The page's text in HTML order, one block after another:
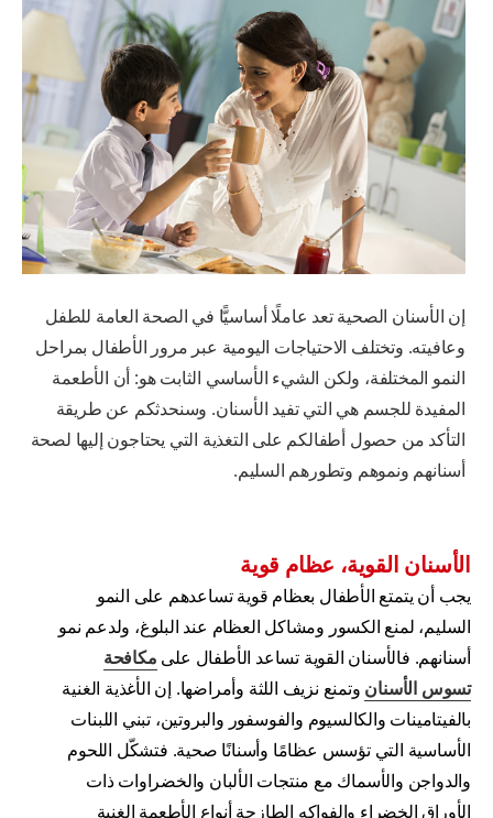
للمحترفين
الولايات المتحدة (الإنجليزية)
إن الأسنان الصحية تعد عاملًا أساسيًّا في الصحة العامة للطفل
وعافيته. وتختلف الاحتياجات اليومية عبر مرور الأطفال بمراحل
النمو المختلفة، ولكن الشيء الأساسي الثابت هو: أن الأطعمة
المفيدة للجسم هي التي تفيد الأسنان. وسنحدثكم عن طريقة
التأكد من حصول أطفالكم على التغذية التي يحتاجون إليها لصحة
أسنانهم ونموهم وتطورهم السليم.
الأسنان القوية، عظام قوية
يجب أن يتمتع الأطفال بعظام قوية تساعدهم على النمو
السليم، لمنع الكسور ومشاكل العظام عند البلوغ، ولدعم نمو
أسنانهم. فالأسنان القوية تساعد الأطفال على مكافحة
تسوس الأسنان وتمنع نزيف اللثة وأمراضها. إن الأغذية الغنية
بالفيتامينات والكالسيوم والفوسفور والبروتين، تبني اللبنات
الأساسية التي تؤسس عظامًا وأسنانًا صحية. فتشكّل اللحوم
والدواجن والأسماك مع منتجات الألبان والخضراوات ذات
الأوراق الخضراء والفواكه الطازجة أنواع الأطعمة الغنية